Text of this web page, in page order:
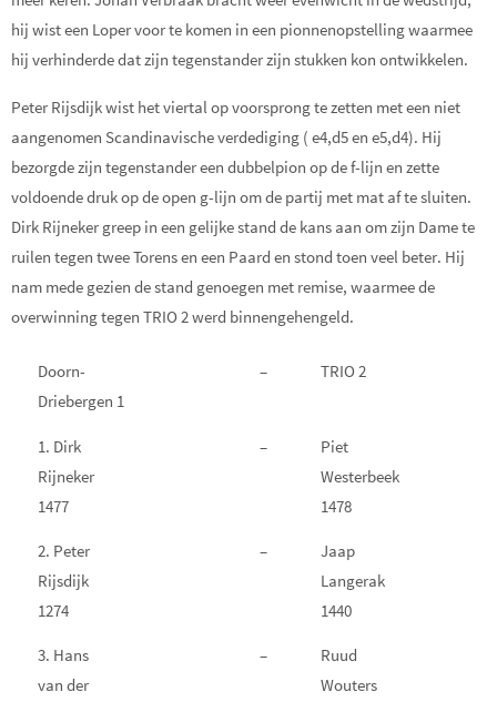
hij wist een Loper voor te komen in een pionnenopstelling waarmee
hij verhinderde dat zijn tegenstander zijn stukken kon ontwikkelen.
Peter Rijsdijk wist het viertal op voorsprong te zetten met een niet
aangenomen Scandinavische verdediging ( e4,d5 en e5,d4). Hij
bezorgde zijn tegenstander een dubbelpion op de f-lijn en zette
voldoende druk op de open g-lijn om de partij met mat af te sluiten.
Dirk Rijneker greep in een gelijke stand de kans aan om zijn Dame te
ruilen tegen twee Torens en een Paard en stond toen veel beter. Hij
nam mede gezien de stand genoegen met remise, waarmee de
overwinning tegen TRIO 2 werd binnengehengeld.
Doorn-
Driebergen 1
– TRIO 2
1. Dirk
Rijneker
1477
–
Piet
Westerbeek
1478
2. Peter
Rijsdijk
1274
–
Jaap
Langerak
1440
3. Hans
van der
–
Ruud
Wouters